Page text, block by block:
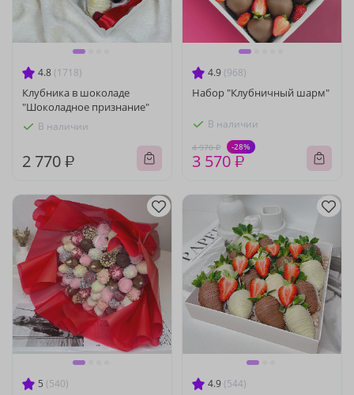
4.8 (1718)
Клубника в шоколаде
"Шоколадное признание"
В наличии
2 770 ₽
4.9 (968)
Набор "Клубничный шарм"
В наличии
4 970 ₽ -28%
3 570 ₽
5 (540) 4.9 (544)